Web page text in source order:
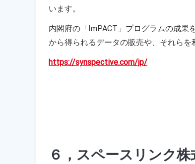
います。
内閣府の「ImPACT」プログラムの成果
から得られるデータの販売や、それらを
https://synspective.com/jp/
６，スペースリンク株